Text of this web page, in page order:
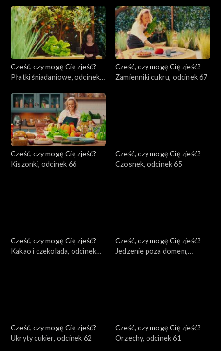
Cześć, czy mogę Cię zjeść?
Płatki śniadaniowe, odcinek
Cześć, czy mogę Cię zjeść?
Zamienniki cukru, odcinek 67
Cześć, czy mogę Cię zjeść?
Kiszonki, odcinek 66
Cześć, czy mogę Cię zjeść?
Czosnek, odcinek 65
Cześć, czy mogę Cię zjeść?
Kakao i czekolada, odcinek
Cześć, czy mogę Cię zjeść?
Jedzenie poza domem,
Cześć, czy mogę Cię zjeść?
Ukryty cukier, odcinek 62
Cześć, czy mogę Cię zjeść?
Orzechy, odcinek 61